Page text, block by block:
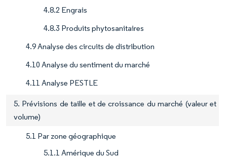
4.8.2 Engrais
4.8.3 Produits phytosanitaires
4.9 Analyse des circuits de distribution
4.10 Analyse du sentiment du marché
4.11 Analyse PESTLE
5. Prévisions de taille et de croissance du marché (valeur et
volume)
5.1 Par zone géographique
5.1.1 Amérique du Sud